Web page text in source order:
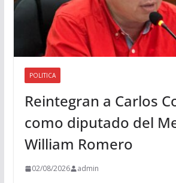
POLITICA
Reintegran a Carlos
como diputado del
William Romero
02/08/2026 admin